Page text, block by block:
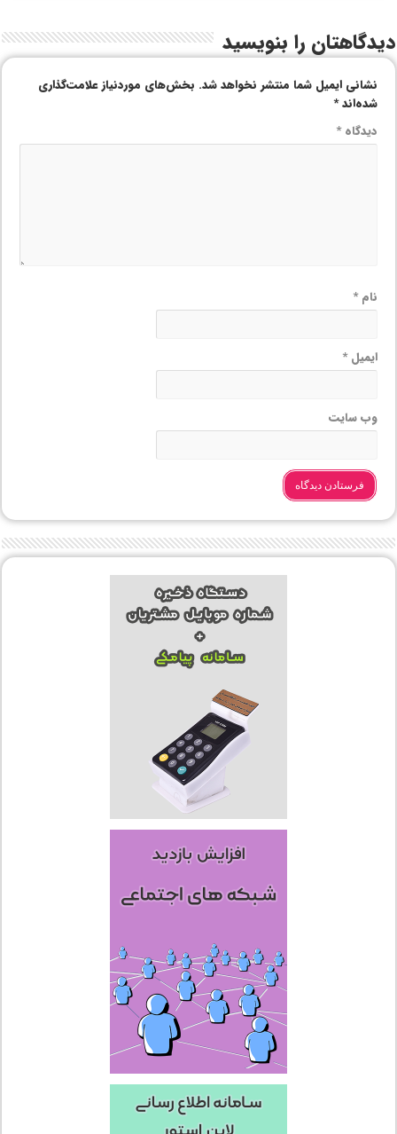
دیدگاهتان را بنویسید
نشانی ایمیل شما منتشر نخواهد شد. بخش‌های موردنیاز علامت‌گذاری
شده‌اند*
دیدگاه*
نام*
ایمیل*
وب‌ سایت